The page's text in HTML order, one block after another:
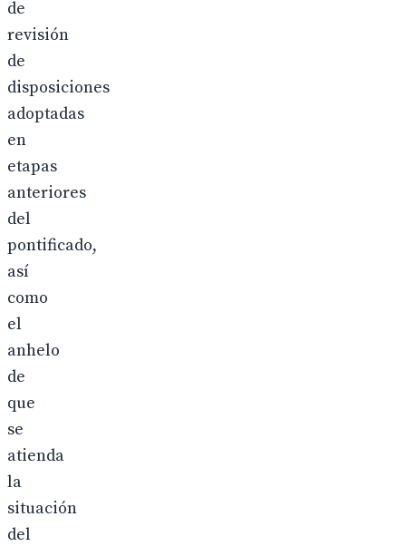
de
revisión
de
disposiciones
adoptadas
en
etapas
anteriores
del
pontificado,
así
como
el
anhelo
de
que
se
atienda
la
situación
del